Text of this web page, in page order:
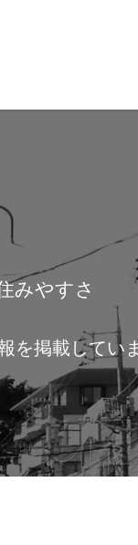
みやすさ
掲載して